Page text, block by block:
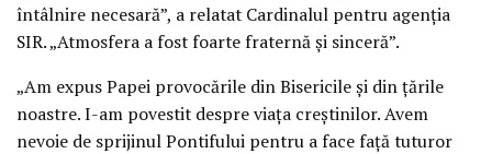
întâlnire necesară”, a relatat Cardinalul pentru agenția
SIR. „Atmosfera a fost foarte fraternă și sinceră”.
„Am expus Papei provocările din Bisericile și din țările
noastre. I-am povestit despre viața creștinilor. Avem
nevoie de sprijinul Pontifului pentru a face față tuturor